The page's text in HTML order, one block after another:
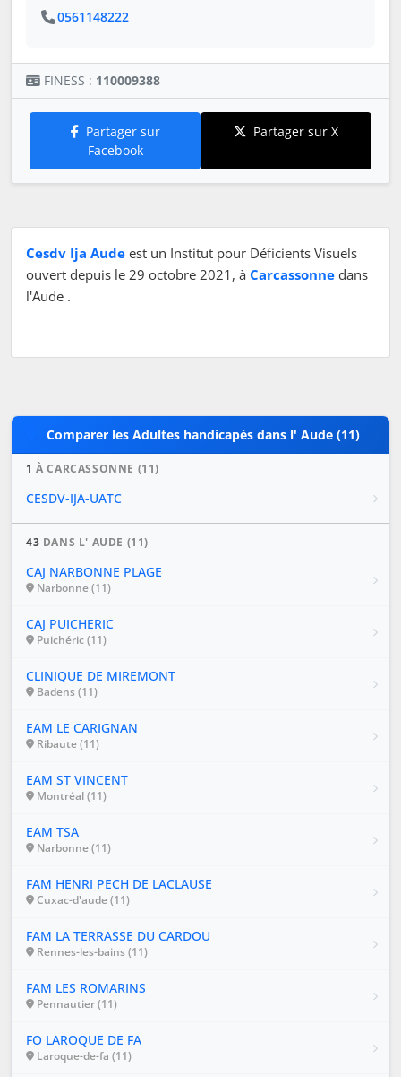
0561148222
FINESS : 110009388
Partager sur
Facebook
Partager sur X
Cesdv Ija Aude est un Institut pour Déficients Visuels
ouvert depuis le 29 octobre 2021, à Carcassonne dans
l'Aude .
Comparer les Adultes handicapés dans l' Aude (11)
1 À CARCASSONNE (11)
CESDV-IJA-UATC
43 DANS L' AUDE (11)
CAJ NARBONNE PLAGE
Narbonne (11)
CAJ PUICHERIC
Puichéric (11)
CLINIQUE DE MIREMONT
Badens (11)
EAM LE CARIGNAN
Ribaute (11)
EAM ST VINCENT
Montréal (11)
EAM TSA
Narbonne (11)
FAM HENRI PECH DE LACLAUSE
Cuxac-d'aude (11)
FAM LA TERRASSE DU CARDOU
Rennes-les-bains (11)
FAM LES ROMARINS
Pennautier (11)
FO LAROQUE DE FA
Laroque-de-fa (11)